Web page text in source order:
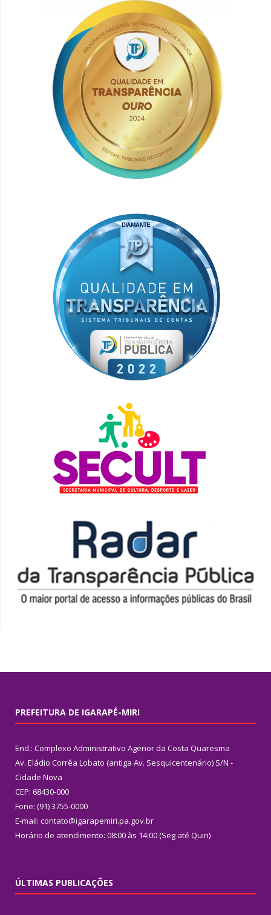
PREFEITURA DE IGARAPÉ-MIRI
End.: Complexo Administrativo Agenor da Costa Quaresma
Av. Eládio Corrêa Lobato (antiga Av. Sesquicentenário) S/N -
Cidade Nova
CEP: 68430-000
Fone: (91) 3755-0000
E-mail: contato@igarapemiri.pa.gov.br
Horário de atendimento: 08:00 às 14:00 (Seg até Quin)
ÚLTIMAS PUBLICAÇÕES